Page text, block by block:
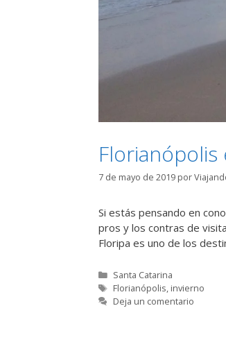
Florianópolis
7 de mayo de 2019 por
Si estás pensando en
pros y los contras de
Floripa es uno de los
Categorías
Santa Catarina
Etiquetas
Florianópolis, invierno
Deja un comentario